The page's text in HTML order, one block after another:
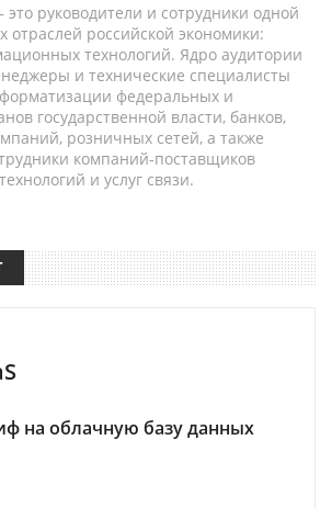
руководители и сотрудники одной
отраслей российской экономики:
технологий. Ядро аудитории
и технические специалисты
федеральных и
государственной власти, банков,
розничных сетей, а также
компаний-поставщиков
и услуг связи.
на облачную базу данных